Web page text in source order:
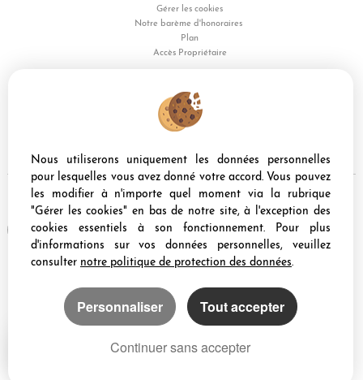
Gérer les cookies
Notre barème d'honoraires
Plan
Accès Propriétaire
PARTAGER :
Afin de vous offrir un confort de lecture permanent, depuis votre PC, votre
tablette ou votre smartphone, notre site s'adapte automatiquement aux
différents types d'écrans
Logiciel immo
Création site internet immobilier
Référencement immobilier
Nous utiliserons uniquement les données personnelles
pour lesquelles vous avez donné votre accord. Vous pouvez
les modifier à n'importe quel moment via la rubrique
"Gérer les cookies" en bas de notre site, à l'exception des
cookies essentiels à son fonctionnement. Pour plus
d'informations sur vos données personnelles, veuillez
consulter notre politique de protection des données.
Personnaliser Tout accepter
Continuer sans accepter